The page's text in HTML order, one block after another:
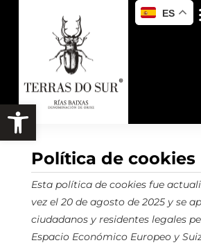
ES
Política de cookies
Esta política de cookies fue
vez el 20 de agosto de 2025 y se
ciudadanos y residentes legales
Espacio Económico Europeo y